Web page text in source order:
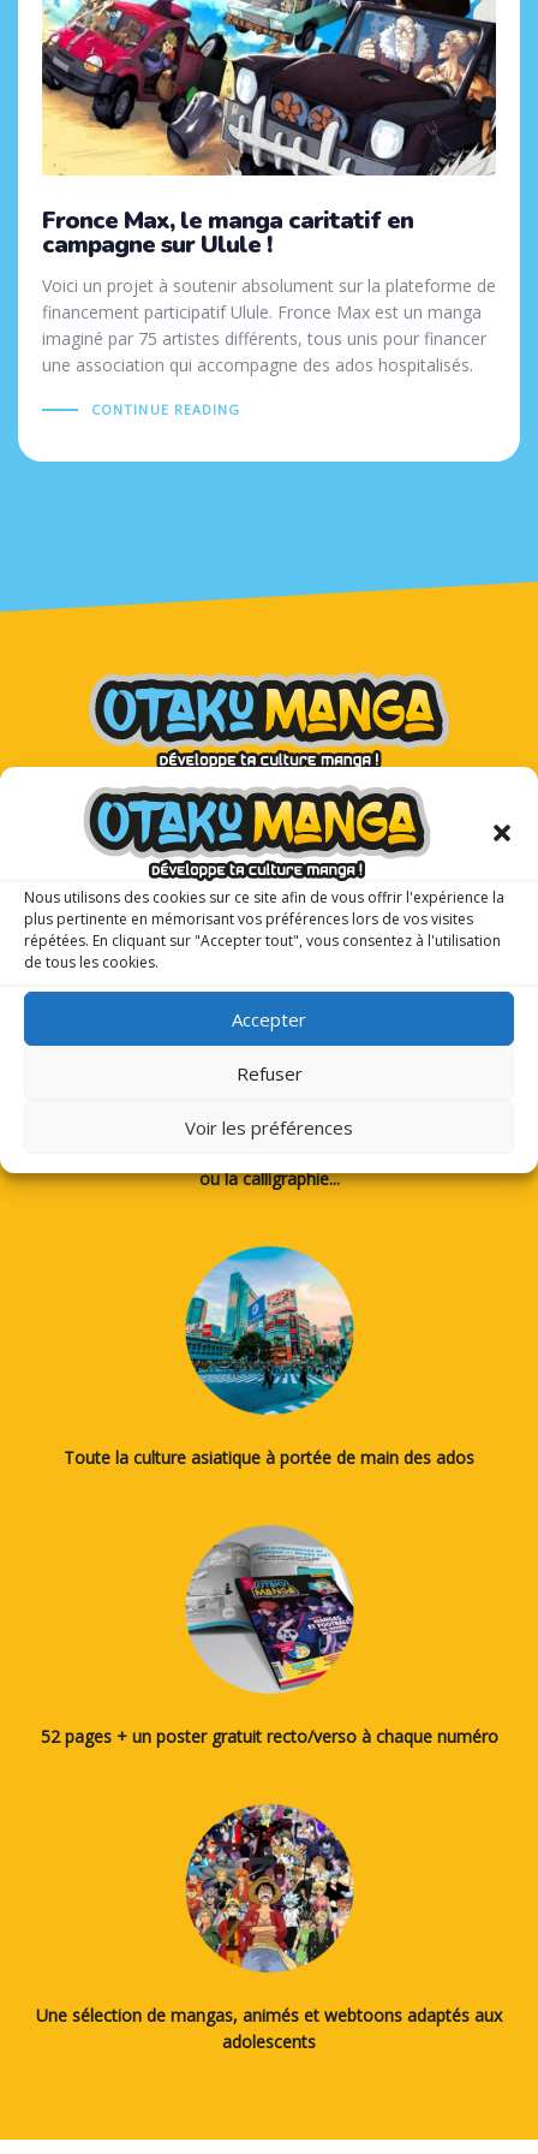
Nous utilisons des cookies sur ce site afin de vous offrir l'expérience la
plus pertinente en mémorisant vos préférences lors de vos visites
répétées. En cliquant sur "Accepter tout", vous consentez à l'utilisation
de tous les cookies.
Accepter
Refuser
Voir les préférences
Fronce Max, le manga caritatif en
campagne sur Ulule !
Voici un projet à soutenir absolument sur la plateforme de
financement participatif Ulule. Fronce Max est un manga
imaginé par 75 artistes différents, tous unis pour financer
une association qui accompagne des ados hospitalisés.
CONTINUE READING
Otaku Manga : le premier
magazine manga pour les ados !
ou la calligraphie...
Toute la culture asiatique à portée de main des ados
52 pages + un poster gratuit recto/verso à chaque numéro
Une sélection de mangas, animés et webtoons adaptés aux
adolescents